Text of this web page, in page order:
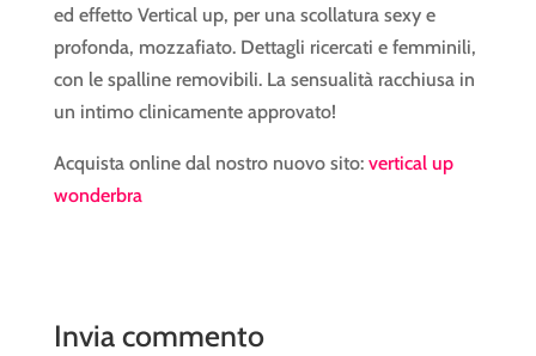
ed effetto Vertical up, per una scollatura sexy e
profonda, mozzafiato. Dettagli ricercati e femminili,
con le spalline removibili. La sensualità racchiusa in
un intimo clinicamente approvato!
Acquista online dal nostro nuovo sito: vertical up
wonderbra
Invia commento